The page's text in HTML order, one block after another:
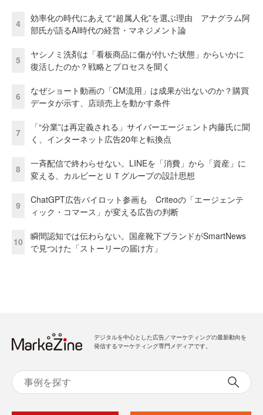
4
効率化の時代にあえて“超属人化”を選ぶ理由 アナグラム阿
部氏が語るAI時代の経営・マネジメント論
5
ヤシノミ洗剤は「看板商品に傷が付いた状態」からいかに
復活したのか？戦略とプロセスを聞く
6
なぜショート動画の「CM流用」は成果が出ないのか？購買
データが示す、店頭売上を動かす条件
7
「“分業”は再定義される」サイバーエージェント内藤氏に聞
く、インターネット広告20年と転換点
8
一斉配信で終わらせない。LINEを「消費」から「資産」に
変える、カルビーとＵＴグループの設計思想
9
ChatGPT広告パイロット参画も Criteoの「エージェンテ
ィック・コマース」が変える広告の判断
10
瞬間認知では伝わらない。国産靴下ブランドがSmartNews
で見つけた「ストーリーの届け方」
デジタルを中心とした広告／マーケティングの最新動向を
発信するマーケティング専門メディアです。